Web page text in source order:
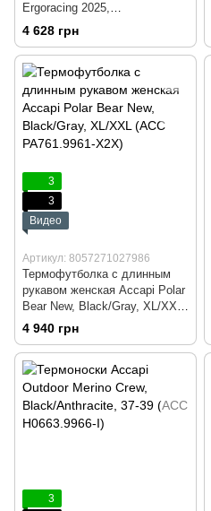
Ergoracing 2025,
Anthracite/Purple, M/L (ACC
AА981.6675-ML)
4 628 грн
3
3
Видео
Артикул: 8057271027986
Термофутболка с длинным
рукавом женская Accapi Polar
Bear New, Black/Gray, XL/XXL
(ACC PA761.9961-X2X)
4 940 грн
3